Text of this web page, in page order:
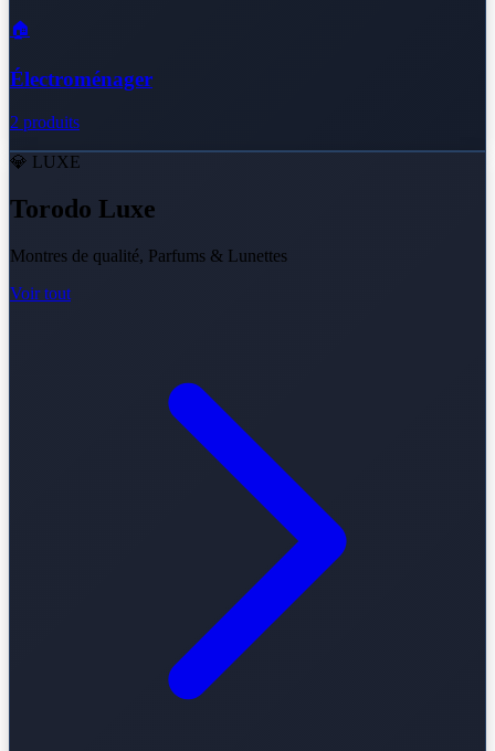
🏠
Électroménager
2 produits
💎 LUXE
Torodo Luxe
Montres de qualité, Parfums & Lunettes
Voir tout